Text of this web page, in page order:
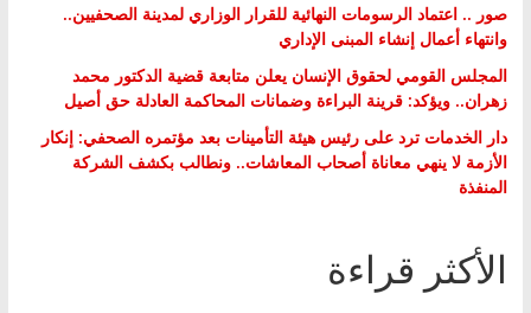
صور .. اعتماد الرسومات النهائية للقرار الوزاري لمدينة الصحفيين..
وانتهاء أعمال إنشاء المبنى الإداري
المجلس القومي لحقوق الإنسان يعلن متابعة قضية الدكتور محمد
زهران.. ويؤكد: قرينة البراءة وضمانات المحاكمة العادلة حق أصيل
دار الخدمات ترد على رئيس هيئة التأمينات بعد مؤتمره الصحفي: إنكار
الأزمة لا ينهي معاناة أصحاب المعاشات.. ونطالب بكشف الشركة
المنفذة
الأكثر قراءة